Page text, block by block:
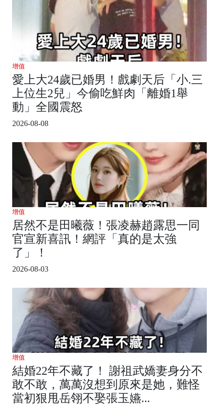
增值
愛上大24歲已婚男！戲劇天后「小.三
上位生2兒」今偷吃鮮肉「離婚1舉
動」全國震怒
2026-08-08
增值
居然不是田曦薇！張凌赫趙露思一同
官宣新喜訊！網評「真的是太強
了」！
2026-08-03
增值
結婚22年不藏了！ 謝祖武嬌妻身分不
敢不敢，萬萬沒想到原來是她，難怪
當初狠甩岳翎不娶張玉嬿...